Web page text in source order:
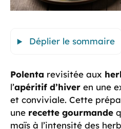
Déplier le sommaire
Polenta revisitée aux
l’apéritif d’hiver en une
et conviviale. Cette
une recette gourmande
maïs à l’intensité des